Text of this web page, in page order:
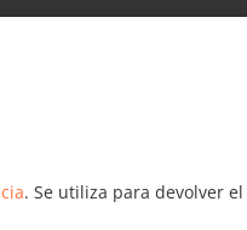
. Se utiliza para devolver